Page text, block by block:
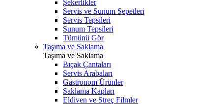
Şekerlikler
Servis ve Sunum Sepetleri
Servis Tepsileri
Sunum Tepsileri
Tümünü Gör
Taşıma ve Saklama
Taşıma ve Saklama
Bıçak Çantaları
Servis Arabaları
Gastronom Ürünler
Saklama Kapları
Eldiven ve Streç Filmler